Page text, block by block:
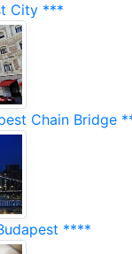
City ***
Chain Bridge
****